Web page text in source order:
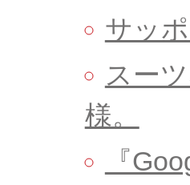
サッ
スー
様。
『